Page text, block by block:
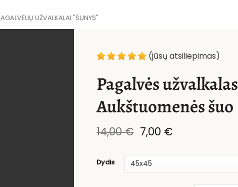
UŽVALKALAI "ŠUNYS"
(jūsų atsiliepimas)
Pagalvės užvalkalas
Aukštuomenės šuo
14,00€ Original
price
14,00 €.
7,00 €Current
Dydis